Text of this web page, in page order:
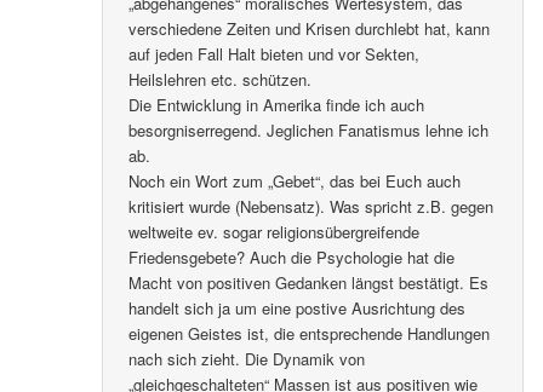
verschiedene Zeiten und Krisen durchlebt hat, kann
auf jeden Fall Halt bieten und vor Sekten,
Heilslehren etc. schützen.
Die Entwicklung in Amerika finde ich auch
besorgniserregend. Jeglichen Fanatismus lehne ich
ab.
Noch ein Wort zum „Gebet“, das bei Euch auch
kritisiert wurde (Nebensatz). Was spricht z.B. gegen
weltweite ev. sogar religionsübergreifende
Friedensgebete? Auch die Psychologie hat die
Macht von positiven Gedanken längst bestätigt. Es
handelt sich ja um eine postive Ausrichtung des
eigenen Geistes ist, die entsprechende Handlungen
nach sich zieht. Die Dynamik von
„gleichgeschalteten“ Massen ist aus positiven wie